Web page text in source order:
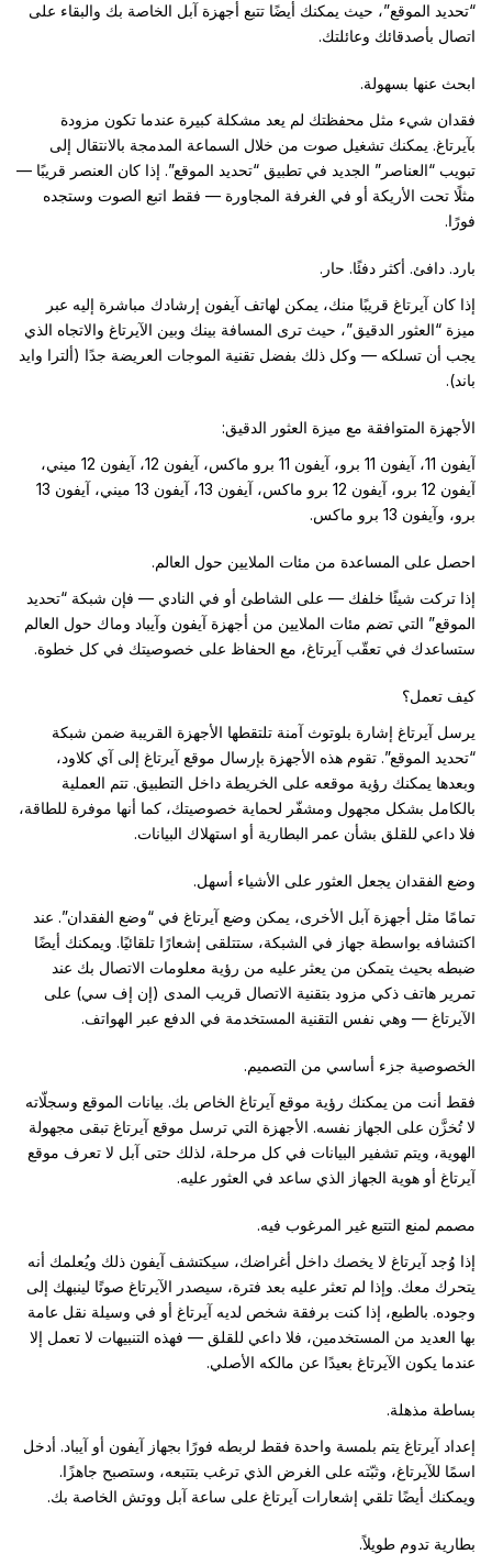
“تحديد الموقع”، حيث يمكنك أيضًا تتبع أجهزة آبل الخاصة بك والبقاء على
اتصال بأصدقائك وعائلتك.
ابحث عنها بسهولة.
فقدان شيء مثل محفظتك لم يعد مشكلة كبيرة عندما تكون مزودة
بآيرتاغ. يمكنك تشغيل صوت من خلال السماعة المدمجة بالانتقال إلى
تبويب “العناصر” الجديد في تطبيق “تحديد الموقع”. إذا كان العنصر قريبًا —
مثلًا تحت الأريكة أو في الغرفة المجاورة — فقط اتبع الصوت وستجده
فورًا.
بارد. دافئ. أكثر دفئًا. حار.
إذا كان آيرتاغ قريبًا منك، يمكن لهاتف آيفون إرشادك مباشرة إليه عبر
ميزة “العثور الدقيق”، حيث ترى المسافة بينك وبين الآيرتاغ والاتجاه الذي
يجب أن تسلكه — وكل ذلك بفضل تقنية الموجات العريضة جدًا (ألترا وايد
باند).
الأجهزة المتوافقة مع ميزة العثور الدقيق:
آيفون 11، آيفون 11 برو، آيفون 11 برو ماكس، آيفون 12، آيفون 12 ميني،
آيفون 12 برو، آيفون 12 برو ماكس، آيفون 13، آيفون 13 ميني، آيفون 13
برو، وآيفون 13 برو ماكس.
احصل على المساعدة من مئات الملايين حول العالم.
إذا تركت شيئًا خلفك — على الشاطئ أو في النادي — فإن شبكة “تحديد
الموقع” التي تضم مئات الملايين من أجهزة آيفون وآيباد وماك حول العالم
ستساعدك في تعقّب آيرتاغ، مع الحفاظ على خصوصيتك في كل خطوة.
كيف تعمل؟
يرسل آيرتاغ إشارة بلوتوث آمنة تلتقطها الأجهزة القريبة ضمن شبكة
“تحديد الموقع”. تقوم هذه الأجهزة بإرسال موقع آيرتاغ إلى آي كلاود،
وبعدها يمكنك رؤية موقعه على الخريطة داخل التطبيق. تتم العملية
بالكامل بشكل مجهول ومشفّر لحماية خصوصيتك، كما أنها موفرة للطاقة،
فلا داعي للقلق بشأن عمر البطارية أو استهلاك البيانات.
وضع الفقدان يجعل العثور على الأشياء أسهل.
تمامًا مثل أجهزة آبل الأخرى، يمكن وضع آيرتاغ في “وضع الفقدان”. عند
اكتشافه بواسطة جهاز في الشبكة، ستتلقى إشعارًا تلقائيًا. ويمكنك أيضًا
ضبطه بحيث يتمكن من يعثر عليه من رؤية معلومات الاتصال بك عند
تمرير هاتف ذكي مزود بتقنية الاتصال قريب المدى (إن إف سي) على
الآيرتاغ — وهي نفس التقنية المستخدمة في الدفع عبر الهواتف.
الخصوصية جزء أساسي من التصميم.
فقط أنت من يمكنك رؤية موقع آيرتاغ الخاص بك. بيانات الموقع وسجلّاته
لا تُخزَّن على الجهاز نفسه. الأجهزة التي ترسل موقع آيرتاغ تبقى مجهولة
الهوية، ويتم تشفير البيانات في كل مرحلة، لذلك حتى آبل لا تعرف موقع
آيرتاغ أو هوية الجهاز الذي ساعد في العثور عليه.
مصمم لمنع التتبع غير المرغوب فيه.
إذا وُجد آيرتاغ لا يخصك داخل أغراضك، سيكتشف آيفون ذلك ويُعلمك أنه
يتحرك معك. وإذا لم تعثر عليه بعد فترة، سيصدر الآيرتاغ صوتًا لينبهك إلى
وجوده. بالطبع، إذا كنت برفقة شخص لديه آيرتاغ أو في وسيلة نقل عامة
بها العديد من المستخدمين، فلا داعي للقلق — فهذه التنبيهات لا تعمل إلا
عندما يكون الآيرتاغ بعيدًا عن مالكه الأصلي.
بساطة مذهلة.
إعداد آيرتاغ يتم بلمسة واحدة فقط لربطه فورًا بجهاز آيفون أو آيباد. أدخل
اسمًا للآيرتاغ، وثبّته على الغرض الذي ترغب بتتبعه، وستصبح جاهزًا.
ويمكنك أيضًا تلقي إشعارات آيرتاغ على ساعة آبل ووتش الخاصة بك.
بطارية تدوم طويلاً.